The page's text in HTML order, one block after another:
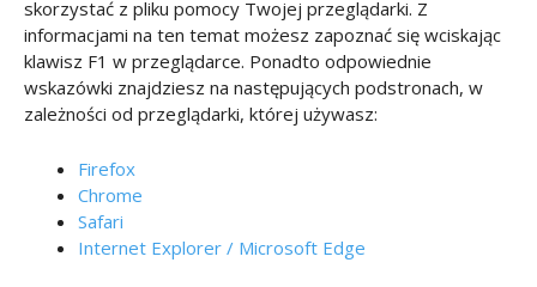
skorzystać z pliku pomocy Twojej przeglądarki. Z
informacjami na ten temat możesz zapoznać się wciskając
klawisz F1 w przeglądarce. Ponadto odpowiednie
wskazówki znajdziesz na następujących podstronach, w
zależności od przeglądarki, której używasz:
Firefox
Chrome
Safari
Internet Explorer / Microsoft Edge